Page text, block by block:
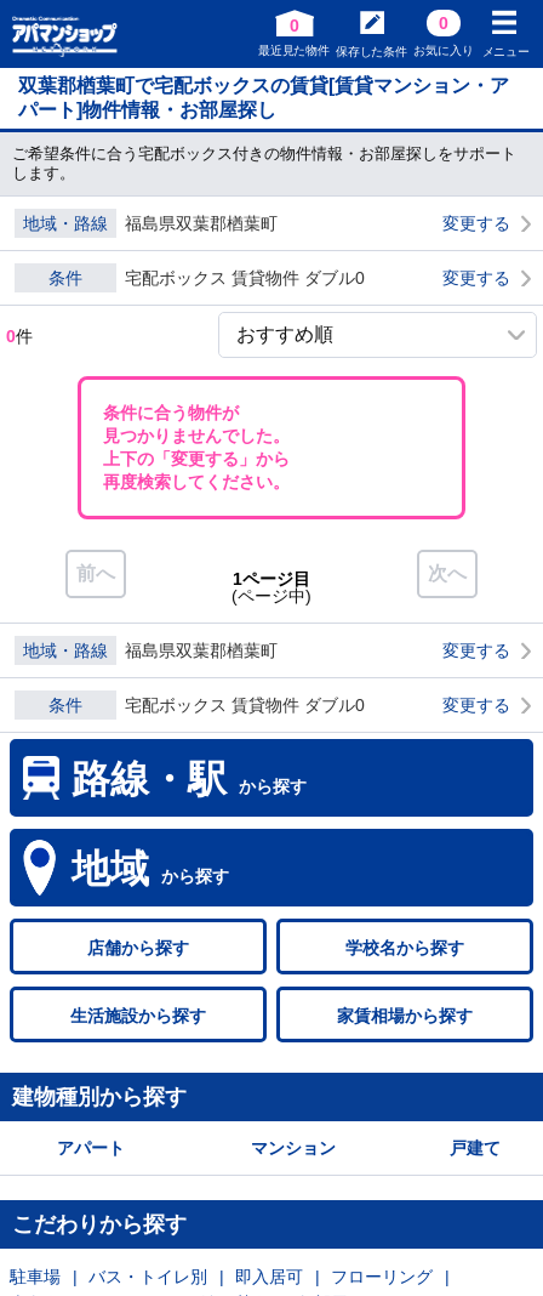
0
最近見た物件 保存した条件
0
お気に入り メニュー
双葉郡楢葉町で宅配ボックスの賃貸[賃貸マンション・ア
パート]物件情報・お部屋探し
ご希望条件に合う宅配ボックス付きの物件情報・お部屋探しをサポート
します。
地域・路線 福島県双葉郡楢葉町 変更する
条件 宅配ボックス 賃貸物件 ダブル0 変更する
0件
条件に合う物件が
見つかりませんでした。
上下の「変更する」から
再度検索してください。
前へ 次へ
1ページ目
(ページ中)
地域・路線 福島県双葉郡楢葉町 変更する
条件 宅配ボックス 賃貸物件 ダブル0 変更する
路線・駅 から探す
地域 から探す
店舗から探す 学校名から探す
生活施設から探す 家賃相場から探す
建物種別から探す
アパート マンション 戸建て
こだわりから探す
駐車場 バス・トイレ別 即入居可
フローリング